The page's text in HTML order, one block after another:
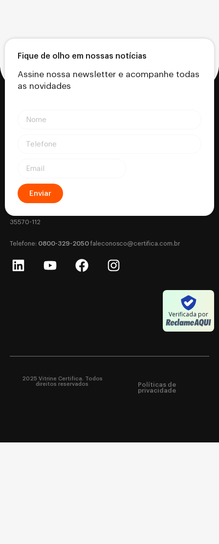
Fique de olho em nossas notícias
Assine nossa newsletter e acompanhe todas
as novidades
Enviar
Certifica - Autoridade Certificadora CNPJ: 18.530.917/0001-63
35570-112
‎Telefone: 0800-329-2050 faleconosco@certifica.com.br
Verificada por
2025 Vitrine Certifica. Todos
direitos reservados
Políticas de
privacidade